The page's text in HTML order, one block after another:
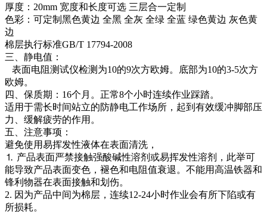
厚度：20mm 宽度和长度可选 三层合一定制
色彩：可定制黑色黄边 全黑 全灰 全绿 全蓝 绿色黄边 灰色黄
边
棉层执行标准GB/T 17794-2008
三、静电值：
表面电阻测试仪检测为10的9次方欧姆。底部为10的3-5次方
欧姆。
四、保质期：16个月。正常8个小时连续作业踩踏。
适用于需长时间站立的防静电工作场所，起到有效缓冲脚部压
力、缓解疲劳的作用。
五、注意事项：
避免使用易挥发性液体在表面清洗，
⒈ 产品表面严禁接触强酸碱性溶剂或易挥发性溶剂，此举可
能导致产品表面变色，褪色和电阻值衰退。不能用高温铁器和
锋利物器在表面接触和划伤。
2. 因为产品中间为棉层，连续12-24小时作业会有所下陷或有
所损耗。